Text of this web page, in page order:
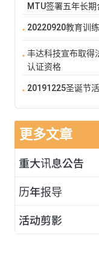
MTU签署五年长
20220920教育训练
丰达科技宣布取得
认证资格
20191225圣诞节
更多文章
重大讯息公告
历年报导
活动剪影